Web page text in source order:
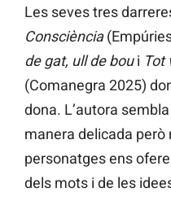
Les seves tres
Consciència
de gat, ull de boui Tot
(Comanegra 2025)
dona. L’autora
manera delicada però
personatges ens
dels mots i de les